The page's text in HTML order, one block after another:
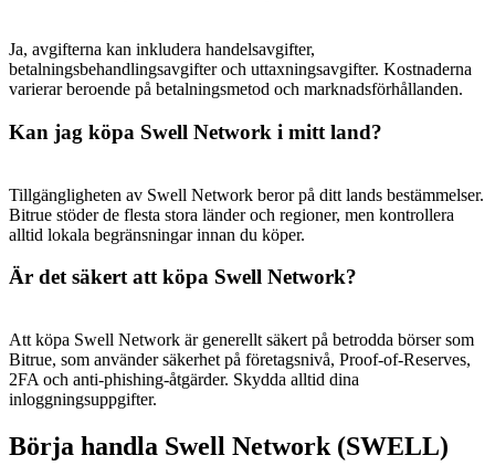
Ja, avgifterna kan inkludera handelsavgifter,
betalningsbehandlingsavgifter och uttaxningsavgifter. Kostnaderna
varierar beroende på betalningsmetod och marknadsförhållanden.
Kan jag köpa Swell Network i mitt land?
Tillgängligheten av Swell Network beror på ditt lands bestämmelser.
Bitrue stöder de flesta stora länder och regioner, men kontrollera
alltid lokala begränsningar innan du köper.
Är det säkert att köpa Swell Network?
Att köpa Swell Network är generellt säkert på betrodda börser som
Bitrue, som använder säkerhet på företagsnivå, Proof-of-Reserves,
2FA och anti-phishing-åtgärder. Skydda alltid dina
inloggningsuppgifter.
Börja handla Swell Network (SWELL)